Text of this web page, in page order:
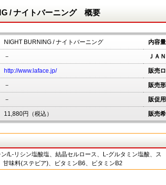
/ ナイトバーニング 概要
NIGHT BURNING / ナイトバーニング 内容量
－ ＪＡ
http://www.laface.jp/ 販売
－ 販売
－ 販促
11,880円（税込） 販売
/L-リシン塩酸塩、結晶セルロース、L-グルタミン塩酸、ス
味料(ステビア)、ビタミンB6、ビタミンB2